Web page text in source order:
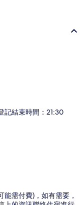
記結束時間：21:30
需付費)，如有需要，